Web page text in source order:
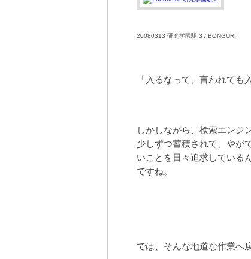
20080313 研究学園駅 3 / BONGURI
「入るなって、言われても
しかしながら、検索エンジ
少しずつ蓄積されて、やが
いことを日々追求している
ですね。
では、そんな地道な作業へ